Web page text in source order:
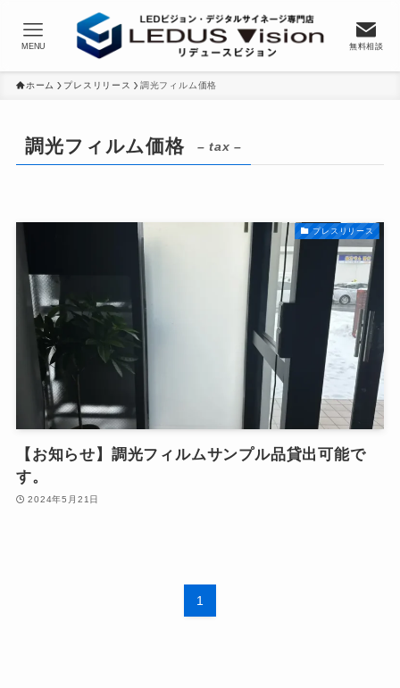
無料相談
MENU
ホーム プレスリリース 調光フィルム価格
調光フィルム価格 – tax –
プレスリリース
【お知らせ】調光フィルムサンプル品貸出可能で
す。
2024年5月21日
1